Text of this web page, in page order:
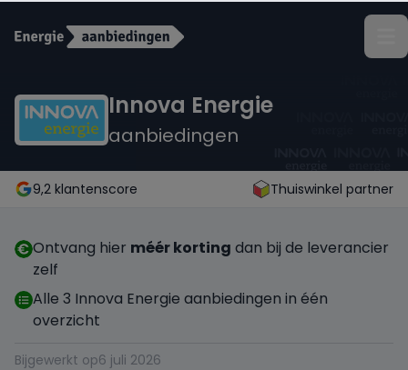
ANWB Energie
Budget Thuis
Coolblue Energie
Delta
Innova Energie
aanbiedingen
9,2 klantenscore Thuiswinkel partner
Ontvang hier méér korting dan bij de leverancier
zelf
Alle 3 Innova Energie aanbiedingen in één
overzicht
Bijgewerkt op6 juli 2026